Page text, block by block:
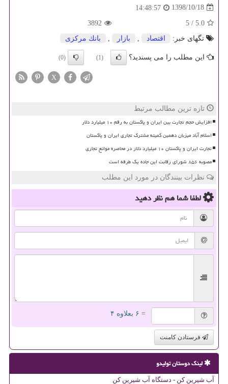
1398/10/18
14:48:57
5.0
/
5
3892
تگهای خبر:
اقتصاد بازار بانك مركزی
این مطلب را می پسندید؟ (1)
(0)
X
تازه ترین مطالب مرتبط
افزایش حجم تجارت بین ایران و پاکستان به رقم ۱۰ میلیارد دلار
اسلام آباد میزبان دهمین کمیته مشترک تجاری ایران و پاکستان
تجارت ایران و پاکستان ۱۰ میلیارد دلار در محاصره موانع تجاری
مصوبه ۸۵۶ شورای رقابت این جاده یک طرفه است
نظرات بینندگان در مورد این مطلب
لطفا شما همنظر دهید
= ۶ بعلاوه ۴
فرستادن کامنت
لینک دوستان تولیدو
آب شیرین کن - دستگاه آب شیرین کن